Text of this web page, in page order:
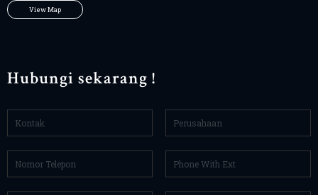
View Map
Hubungi sekarang !